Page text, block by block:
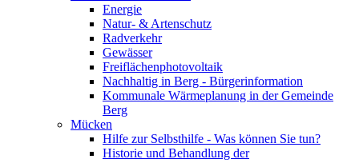
Energie
Natur- & Artenschutz
Radverkehr
Gewässer
Freiflächenphotovoltaik
Nachhaltig in Berg - Bürgerinformation
Kommunale Wärmeplanung in der Gemeinde
Berg
Mücken
Hilfe zur Selbsthilfe - Was können Sie tun?
Historie und Behandlung der